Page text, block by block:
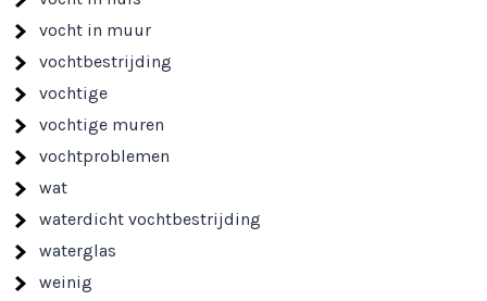
vocht in muur
vochtbestrijding
vochtige
vochtige muren
vochtproblemen
wat
waterdicht vochtbestrijding
waterglas
weinig